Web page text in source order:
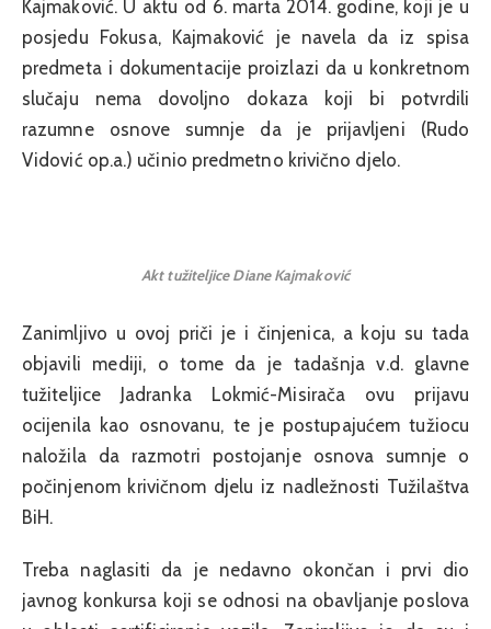
Kajmaković. U aktu od 6. marta 2014. godine, koji je u
posjedu Fokusa, Kajmaković je navela da iz spisa
predmeta i dokumentacije proizlazi da u konkretnom
slučaju nema dovoljno dokaza koji bi potvrdili
razumne osnove sumnje da je prijavljeni (Rudo
Vidović op.a.) učinio predmetno krivično djelo.
Akt tužiteljice Diane Kajmaković
Zanimljivo u ovoj priči je i činjenica, a koju su tada
objavili mediji, o tome da je tadašnja v.d. glavne
tužiteljice Jadranka Lokmić-Misirača ovu prijavu
ocijenila kao osnovanu, te je postupajućem tužiocu
naložila da razmotri postojanje osnova sumnje o
počinjenom krivičnom djelu iz nadležnosti Tužilaštva
BiH.
Treba naglasiti da je nedavno okončan i prvi dio
javnog konkursa koji se odnosi na obavljanje poslova